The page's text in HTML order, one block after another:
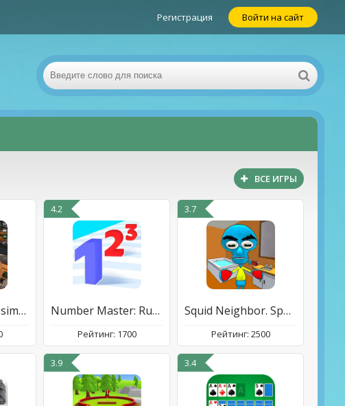
Регистрация Войти на сайт
ВСЕ ИГРЫ
Oil truck games simulator 3D
4.2
Number Master: Run and merge
Рейтинг: 1700
3.7
Squid Neighbor. Sponge Escape
Рейтинг: 2500
3.9 3.4